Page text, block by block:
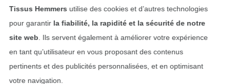
Tissus Hemmers utilise des cookies et d’autres technologies
pour garantir la fiabilité, la rapidité et la sécurité de notre
site web . Ils servent également à améliorer votre expérience
en tant qu’utilisateur en vous proposant des contenus
pertinents et des publicités personnalisées, et en optimisant
votre navigation.